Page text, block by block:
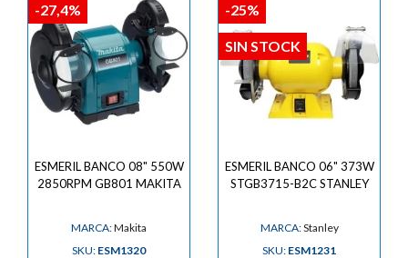
ESMERIL BANCO 08" 550W
2850RPM GB801 MAKITA
MARCA:Makita
SKU: ESM1320
-27,4%
ESMERIL BANCO 06" 373W
STGB3715-B2C STANLEY
MARCA:Stanley
SKU: ESM1231
-25%
SIN STOCK